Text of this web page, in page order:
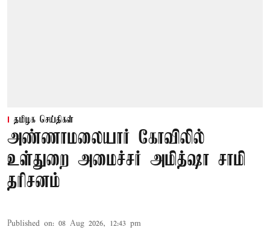
தமிழக செய்திகள்
அண்ணாமலையார் கோவிலில்
உள்துறை அமைச்சர் அமித்ஷா சாமி
தரிசனம்
Published on: 08 Aug 2026, 12:43 pm